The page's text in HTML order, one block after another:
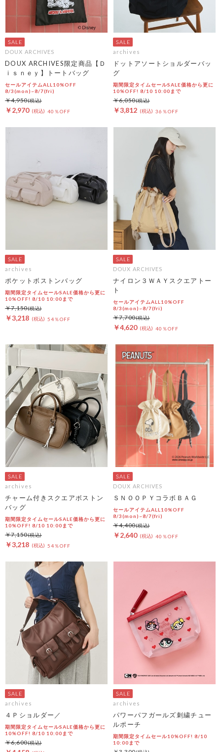
DOUX ARCHIVES
DOUX ARCHIVES限定商品【Ｄ
ｉｓｎｅｙ】トートバッグ
セールアイテムALL10%OFF
8/3(mon)~8/7(fri)
￥2,970 40％OFF
￥4,950
archives
ドットアソートショルダーバッ
グ
期間限定タイムセールSALE価格から更に
10%OFF! 8/10 10:00まで
￥3,812 36％OFF
￥6,050
archives
ポケットボストンバッグ
期間限定タイムセールSALE価格から更に
10%OFF! 8/10 10:00まで
￥3,218 54％OFF
￥7,150
DOUX ARCHIVES
ナイロン３ＷＡＹスクエアトー
ト
セールアイテムALL10%OFF
8/3(mon)~8/7(fri)
￥4,620 40％OFF
￥7,700
archives
チャーム付きスクエアボストン
バッグ
期間限定タイムセールSALE価格から更に
10%OFF! 8/10 10:00まで
￥3,218 54％OFF
￥7,150
DOUX ARCHIVES
ＳＮＯＯＰＹコラボＢＡＧ
セールアイテムALL10%OFF
8/3(mon)~8/7(fri)
￥2,640 40％OFF
￥4,400
archives
４Ｐショルダー／
期間限定タイムセールSALE価格から更に
10%OFF! 8/10 10:00まで
￥6,600
archives
パワーパフガールズ刺繍チュー
ルポーチ
期間限定タイムセール10%OFF! 8/10
10:00まで